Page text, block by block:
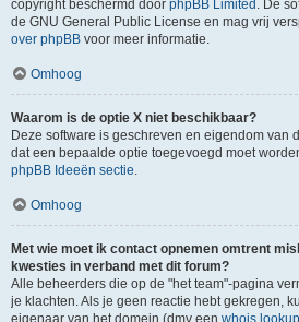
copyright beschermd door phpBB Limited . De
de GNU General Public License en mag vrij
over phpBB voor meer informatie.
Omhoog
Waarom is de optie X niet beschikbaar?
Deze software is geschreven en eigendom van
dat een bepaalde optie toegevoegd moet
phpBB Ideeën sectie.
Omhoog
Met wie moet ik contact opnemen omtrent
kwesties in verband met dit forum?
Alle beheerders die op de "het team"-pagina
je klachten. Als je geen reactie hebt gekregen,
eigenaar van het domein (dmv een whois lookup